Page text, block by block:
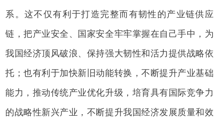
系。这不仅有利于打造完整而有韧性的产业链供应
链，把产业安全、国家安全牢牢掌握在自己手中，为
我国经济顶风破浪、保持强大韧性和活力提供战略依
托；也有利于加快新旧动能转换，不断提升产业基础
能力，推动传统产业优化升级，培育具有国际竞争力
的战略性新兴产业，不断提升我国经济发展质量和效